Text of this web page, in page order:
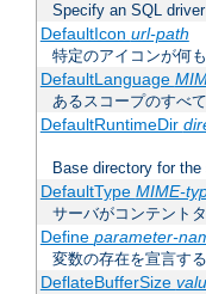
Specify an SQL driver
DefaultIcon url-path
特定のアイコンが何
DefaultLanguage
あるスコープのすべ
DefaultRuntimeDir
Base directory for
DefaultType MIME-
サーバがコンテント
Define parameter-
変数の存在を宣言する
DeflateBufferSize